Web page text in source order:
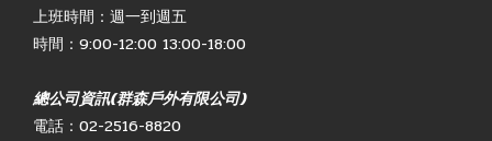
上班時間：週一到週五
時間：9:00-12:00 13:00-18:00
總公司資訊(群森戶外有限公司)
電話：02-2516-8820